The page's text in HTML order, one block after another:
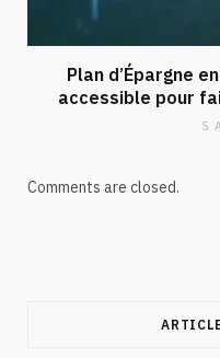
Plan d’Épargne
accessible pour
5
Comments are closed.